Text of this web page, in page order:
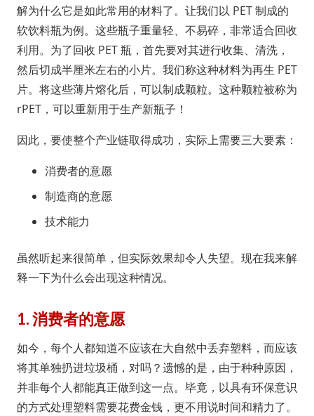
解为什么它是如此常用的材料了。让我们以 PET 制成的
软饮料瓶为例。这些瓶子重量轻、不易碎，非常适合回收
利用。为了回收 PET 瓶，首先要对其进行收集、清洗，
然后切成半厘米左右的小片。我们称这种材料为再生 PET
片。将这些薄片熔化后，可以制成颗粒。这种颗粒被称为
rPET，可以重新用于生产新瓶子！
因此，要使整个产业链取得成功，实际上需要三大要素：
消费者的意愿
制造商的意愿
技术能力
虽然听起来很简单，但实际效果却令人失望。现在我来解
释一下为什么会出现这种情况。
1. 消费者的意愿
如今，每个人都知道不应该在大自然中丢弃塑料，而应该
将其单独扔进垃圾桶，对吗？遗憾的是，由于种种原因，
并非每个人都能真正做到这一点。毕竟，以具有环保意识
的方式处理塑料需要花费金钱，更不用说时间和精力了。